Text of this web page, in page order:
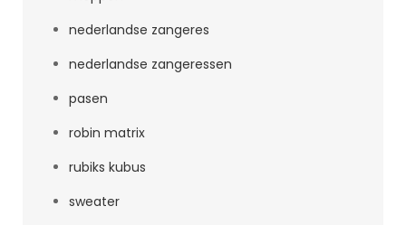
nederlandse zangeres
nederlandse zangeressen
pasen
robin matrix
rubiks kubus
sweater